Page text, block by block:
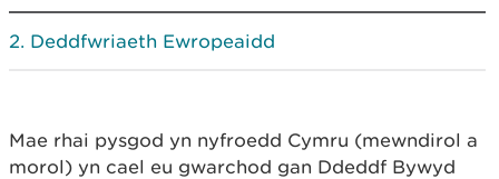
Deddfwriaeth Ewropeaidd
Mae rhai pysgod yn nyfroedd Cymru (mewndirol a
morol) yn cael eu gwarchod gan Ddeddf Bywyd